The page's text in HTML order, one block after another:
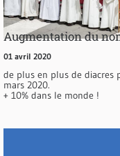
Augmentation du
01 avril 2020
de plus en plus de diacres
mars 2020.
+ 10% dans le monde !